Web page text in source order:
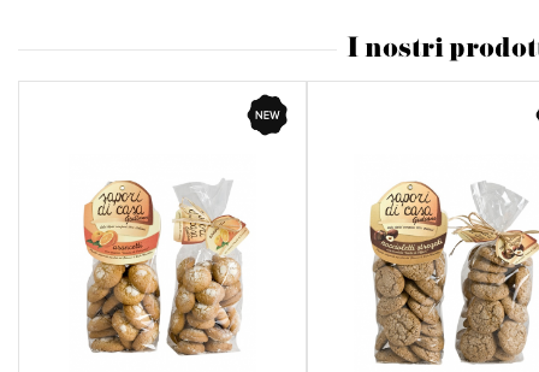
I nostri